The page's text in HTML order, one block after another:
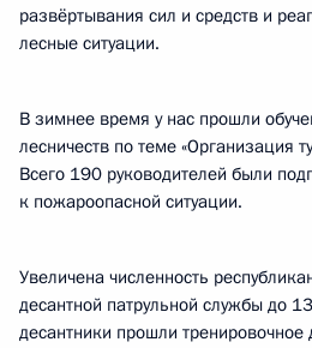
развёртывания сил и средств и
лесные ситуации.
В зимнее время у нас прошли
лесничеств по теме «Организация
Всего 190 руководителей были
к пожароопасной ситуации.
Увеличена численность
десантной патрульной службы до
десантники прошли тренировочное